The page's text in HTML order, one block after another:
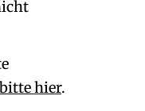
hier.